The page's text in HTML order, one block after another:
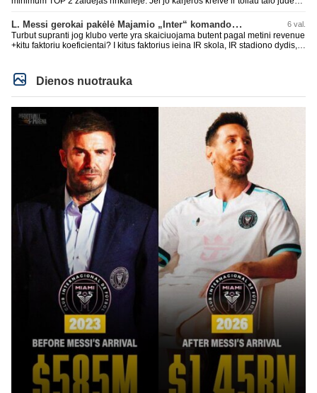
L. Messi gerokai pakėlė Majamio „Inter“ komandos vertę 6 val.
Turbut supranti jog klubo verte yra skaiciuojama butent pagal metini revenue
+kitu faktoriu koeficientai? I kitus faktorius ieina IR skola, IR stadiono dydis,
milzinisko klubo vertes suoli siemet. Be to, tie 200 pamineti cia yra visiskai
on-point, jeigu jau musu mylimas D. prasneko apie klubo vertes kelima, arba
CR atveju - numusima.
Dienos nuotrauka